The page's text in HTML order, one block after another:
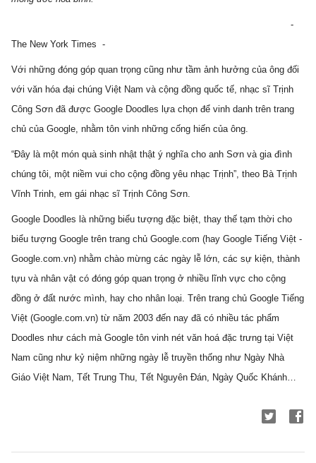
The New York Times  -
Với những đóng góp quan trọng cũng như tầm ảnh hưởng của ông đối
với văn hóa đại chúng Việt Nam và cộng đồng quốc tế, nhạc sĩ Trịnh
Công Sơn đã được Google Doodles lựa chọn để vinh danh trên trang
chủ của Google, nhằm tôn vinh những cống hiến của ông.
“Đây là một món quà sinh nhật thật ý nghĩa cho anh Sơn và gia đình
chúng tôi, một niềm vui cho cộng đồng yêu nhạc Trịnh”, theo Bà Trịnh
Vĩnh Trinh, em gái nhạc sĩ Trịnh Công Sơn.
Google Doodles là những biểu tượng đặc biệt, thay thế tạm thời cho
biểu tượng Google trên trang chủ Google.com (hay Google Tiếng Việt -
Google.com.vn) nhằm chào mừng các ngày lễ lớn, các sự kiện, thành
tựu và nhân vật có đóng góp quan trọng ở nhiều lĩnh vực cho cộng
đồng ở đất nước mình, hay cho nhân loại. Trên trang chủ Google Tiếng
Việt (Google.com.vn) từ năm 2003 đến nay đã có nhiều tác phẩm
Doodles như cách mà Google tôn vinh nét văn hoá đặc trưng tại Việt
Nam cũng như kỷ niệm những ngày lễ truyền thống như Ngày Nhà
Giáo Việt Nam, Tết Trung Thu, Tết Nguyên Đán, Ngày Quốc Khánh…